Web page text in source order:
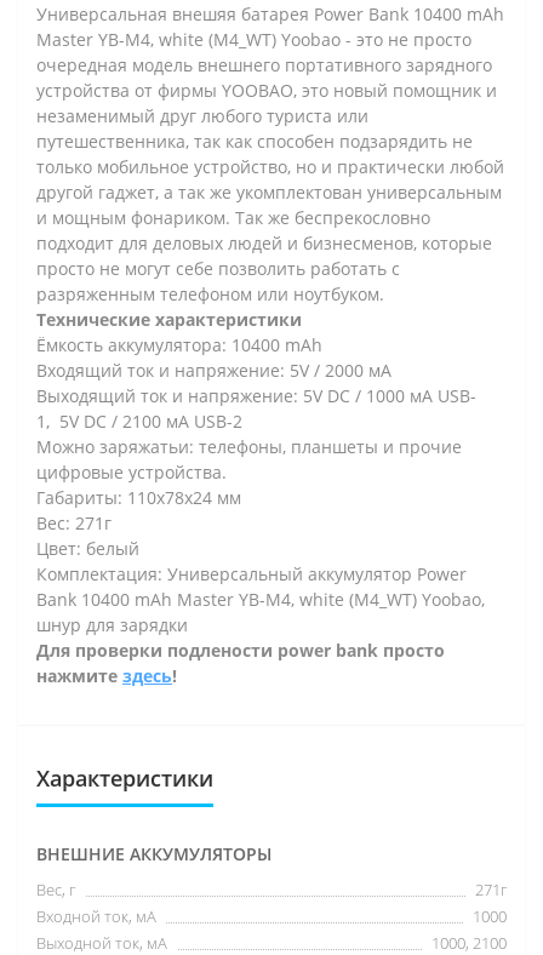
Универсальная внешяя батарея Power Bank 10400 mAh
Master YB-M4, white (M4_WT) Yoobao - это не просто
очередная модель внешнего портативного зарядного
устройства от фирмы YOOBAO, это новый помощник и
незаменимый друг любого туриста или
путешественника, так как способен подзарядить не
только мобильное устройство, но и практически любой
другой гаджет, а так же укомплектован универсальным
и мощным фонариком. Так же беспрекословно
подходит для деловых людей и бизнесменов, которые
просто не могут себе позволить работать с
разряженным телефоном или ноутбуком.
Технические характеристики
Ёмкость аккумулятора: 10400 mAh
Входящий ток и напряжение: 5V / 2000 мА
Выходящий ток и напряжение: 5V DC / 1000 мА USB-
1, 5V DC / 2100 мА USB-2
Можно заряжатьи: телефоны, планшеты и прочие
цифровые устройства.
Габариты: 110х78х24 мм
Вес: 271г
Цвет: белый
Комплектация: Универсальный аккумулятор Power
Bank 10400 mAh Master YB-M4, white (M4_WT) Yoobao,
шнур для зарядки
Для проверки подлености power bank просто
нажмите здесь!
Характеристики
ВНЕШНИЕ АККУМУЛЯТОРЫ
Вес, г
271г
Входной ток, мА
1000
Выходной ток, мА
1000, 2100